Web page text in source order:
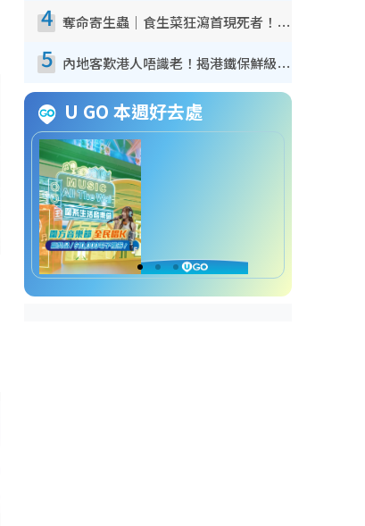
4 奪命寄生蟲｜食生菜狂瀉首現死者！疫潮惡化錄1.8萬宗病例 揭洗菜3大謬誤
5 內地客歎港人唔識老！揭港鐵保鮮級冷氣 港人求放過：咪投訴
U GO 本週好去處